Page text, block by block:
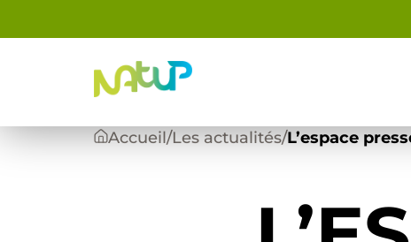
Accueil/Les actualités/L’espace